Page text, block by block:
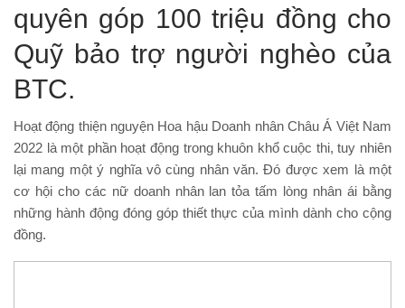
quyên góp 100 triệu đồng cho
Quỹ bảo trợ người nghèo của
BTC.
Hoạt động thiện nguyện Hoa hậu Doanh nhân Châu Á Việt Nam
2022 là một phần hoạt động trong khuôn khổ cuộc thi, tuy nhiên
lại mang một ý nghĩa vô cùng nhân văn. Đó được xem là một
cơ hội cho các nữ doanh nhân lan tỏa tấm lòng nhân ái bằng
những hành động đóng góp thiết thực của mình dành cho cộng
đồng.